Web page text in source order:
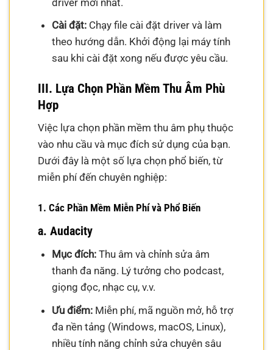
Cài đặt:Chạy file cài đặt driver và làm
theo hướng dẫn. Khởi động lại máy tính
sau khi cài đặt xong nếu được yêu cầu.
III. Lựa Chọn Phần Mềm Thu Âm Phù
Hợp
Việc lựa chọn phần mềm thu âm phụ thuộc
vào nhu cầu và mục đích sử dụng của bạn.
Dưới đây là một số lựa chọn phổ biến, từ
miễn phí đến chuyên nghiệp:
1. Các Phần Mềm Miễn Phí và Phổ Biến
a. Audacity
Mục đích:Thu âm và chỉnh sửa âm
thanh đa năng. Lý tưởng cho podcast,
giọng đọc, nhạc cụ, v.v.
Ưu điểm:Miễn phí, mã nguồn mở, hỗ trợ
đa nền tảng (Windows, macOS, Linux),
nhiều tính năng chỉnh sửa chuyên sâu